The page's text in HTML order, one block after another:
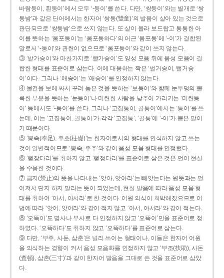
바람둥이, 흰둥이’에서 모두 ‘-둥이’를 쓴다. 다만, ‘쌍둥이’와는 별개로 ‘쌍
동밤’과 같은 단어에서는 한자어 ‘쌍동(雙童)’의 발음이 살아 있는 것으로
판단되므로 ‘쌍둥밤’으로 쓰지 않는다. 또 살이 올라 보드랍고 통통한 아
이를 뜻하는 ‘옴포동이’는 ‘옴포동하다’의 어근 ‘옴포동’에 ‘-이’가 결합된
말로서 ‘-둥이’와 관련이 없으므로 ‘옴포둥이’와 같이 쓰지 않는다.
③ ‘발가숭이’와 마찬가지로 ‘빨가숭이’도 양성 모음 뒤에 음성 모음이 결
합한 형태를 표준어로 삼는다. 이에 대응하는 짝은 ‘벌거숭이, 뻘거숭
이’이다. 그러나 ‘애송이’는 ‘애숭이’를 인정하지 않는다.
④ 물건을 보에 싸서 꾸려 놓은 것을 뜻하는 ‘보퉁이’와 함께 눈두덩의 불
룩한 부분을 뜻하는 ‘눈퉁이’나 미련한 사람을 낮추어 가리키는 ‘미련퉁
이’ 등에서도 ‘-퉁이’를 쓴다. 그러나 ‘고집통이, 골통이’에서는 ‘통이’를 쓰
는데, 이는 ‘고집통이, 골통이’가 각각 ‘고집통’, ‘골통’에 ‘-이’가 붙은 말이
기 때문이다.
⑤ ‘봉족(奉足), 주초(柱礎)’는 한자어로서의 형태를 인식하지 않고 쓰는
것이 일반적이므로 ‘봉죽, 주추’와 같이 음성 모음 형태를 인정했다.
⑥ ‘뻗장다리’를 취하지 않고 ‘뻗정다리’를 표준어로 삼은 것은 언어 현실
을 수용한 것이다.
⑦ 금지(禁止)의 뜻을 나타내는 ‘앗아, 앗아라’는 빼앗는다는 원뜻과는 멀
어져서 단지 하지 말라는 뜻이 되었는데, 현실 발음에 따라 음성 모음 형
태를 취하여 ‘아서, 아서라’로 한 것이다. 어원 의식이 희박해졌으므로 어
법에 따라 ‘앗어, 앗어라’와 같이 적지 않고 ‘아서, 아서라’와 같이 적는다.
⑧ ‘오똑이’도 명사나 부사로 다 인정하지 않고 ‘오뚝이’만을 표준어로 정
하였다. ‘오똑하다’도 취하지 않고 ‘오뚝하다’를 표준어로 삼는다.
⑨ 다만, ‘부주, 사둔, 삼춘’은 널리 쓰이는 형태이나, 이들은 한자어 어원
을 의식하는 경향이 커서 음성 모음화를 인정하지 않고 ‘부조(扶助), 사돈
(査頓), 삼촌(三寸)’과 같이 한자어 발음을 그대로 쓴 것을 표준어로 삼았
다.